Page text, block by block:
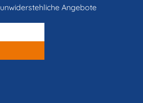
unwiderstehliche Angebote